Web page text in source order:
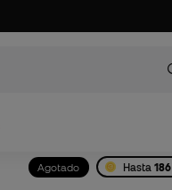
Agotado Hasta186